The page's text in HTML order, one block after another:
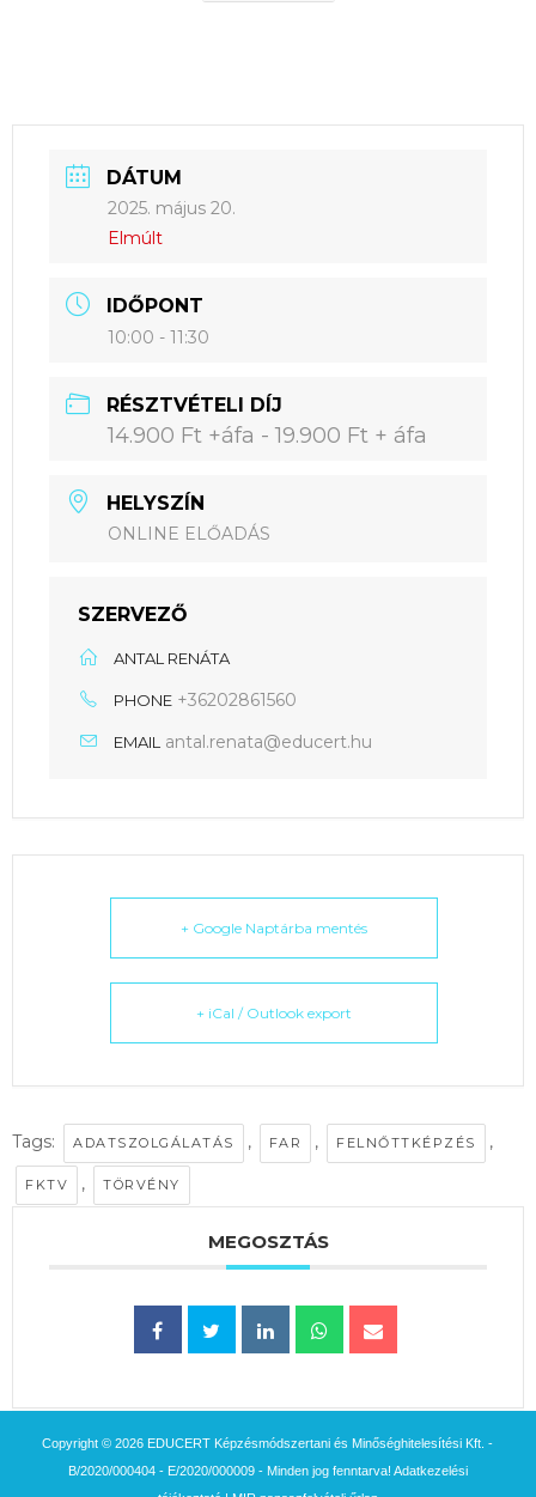
DÁTUM
2025. május 20.
Elmúlt
IDŐPONT
10:00 - 11:30
RÉSZTVÉTELI DÍJ
14.900 Ft +áfa - 19.900 Ft + áfa
HELYSZÍN
ONLINE ELŐADÁS
SZERVEZŐ
ANTAL RENÁTA
PHONE +36202861560
EMAIL antal.renata@educert.hu
+ Google Naptárba mentés
+ iCal / Outlook export
Tags: ADATSZOLGÁLATÁS , FAR , FELNŐTTKÉPZÉS ,
FKTV , TÖRVÉNY
MEGOSZTÁS
Copyright © 2026 EDUCERT Képzésmódszertani és Minőséghitelesítési Kft. -
B/2020/000404 - E/2020/000009 - Minden jog fenntarva! Adatkezelési